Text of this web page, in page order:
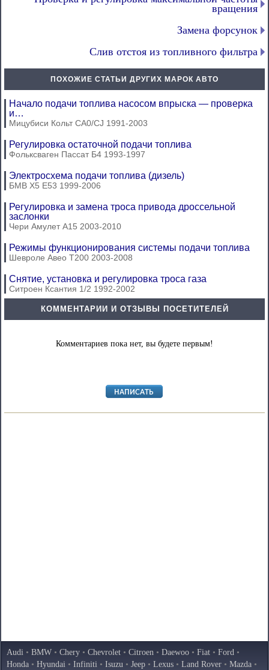
вращения
Замена форсунок
Слив отстоя из топливного фильтра
ПОХОЖИЕ СТАТЬИ ДРУГИХ МАРОК АВТО
Начало подачи топлива насосом впрыска — проверка
и…
Мицубиси Кольт СА0/CJ 1991-2003
Регулировка остаточной подачи топлива
Фольксваген Пассат Б4 1993-1997
Электросхема подачи топлива (дизель)
БМВ Х5 Е53 1999-2006
Регулировка и замена троса привода дроссельной
заслонки
Чери Амулет А15 2003-2010
Режимы функционирования системы подачи топлива
Шевроле Авео Т200 2003-2008
Снятие, установка и регулировка троса газа
Ситроен Ксантия 1/2 1992-2002
КОММЕНТАРИИ И ОТЗЫВЫ ПОСЕТИТЕЛЕЙ
Комментариев пока нет, вы будете первым!
Audi • BMW • Chery • Chevrolet • Citroen • Daewoo • Fiat • Ford •
Honda • Hyundai • Infiniti • Isuzu • Jeep • Lexus • Land Rover • Mazda •